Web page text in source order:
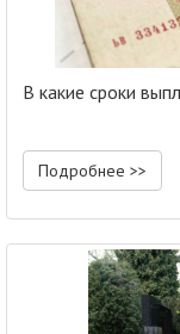
В какие сроки
Подробнее >>